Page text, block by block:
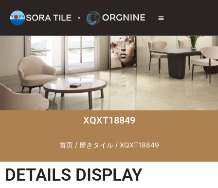
XQXT18849
首页/ 磨きタイル/ XQXT18849
DETAILS DISPLAY